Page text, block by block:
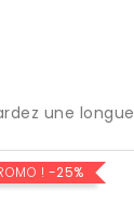
une
! -25%